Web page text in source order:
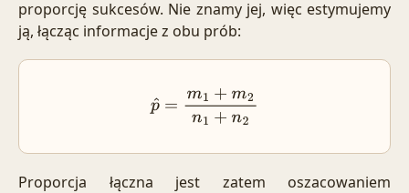
proporcję sukcesów. Nie znamy jej, więc estymujemy
ją, łącząc informacje z obu prób:
p^ =m 1+m2n1+n
Proporcja łączna jest zatem oszacowaniem